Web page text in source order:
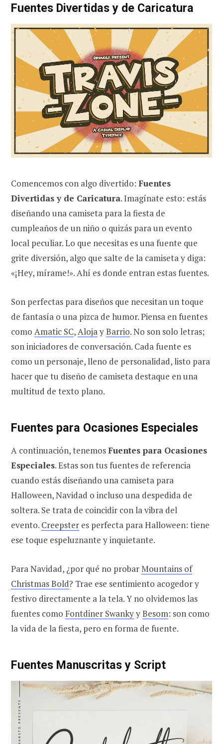
Fuentes Divertidas y de Caricatura
Comencemos con algo divertido: Fuentes
Divertidas y de Caricatura. Imagínate esto: estás
diseñando una camiseta para la fiesta de
cumpleaños de un niño o quizás para un evento
local peculiar. Lo que necesitas es una fuente que
grite diversión, algo que salte de la camiseta y diga:
«¡Hey, mírame!». Ahí es donde entran estas fuentes.
Son perfectas para diseños que necesitan un toque
de fantasía o una pizca de humor. Piensa en fuentes
como Amatic SC,AlojayBarrio. No son solo letras;
son iniciadores de conversación. Cada fuente es
como un personaje, lleno de personalidad, listo para
hacer que tu diseño de camiseta destaque en una
multitud de texto plano.
Fuentes para Ocasiones Especiales
A continuación, tenemosFuentes para Ocasiones
Especiales. Estas son tus fuentes de referencia
cuando estás diseñando una camiseta para
Halloween, Navidad o incluso una despedida de
soltera. Se trata de coincidir con la vibra del
evento. Creepster es perfecta para Halloween: tiene
ese toque espeluznante y inquietante.
Para Navidad, ¿por qué no probarMountains of
Christmas Bold? Trae ese sentimiento acogedor y
festivo directamente a la tela. Y no olvidemos las
fuentes como Fontdiner SwankyyBesom: son como
la vida de la fiesta, pero en forma de fuente.
Fuentes Manuscritas y Script